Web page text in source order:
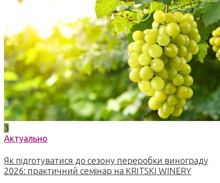
3
Актуально
Як підготуватися до сезону переробки винограду
2026: практичний семінар на KRITSKI WINERY